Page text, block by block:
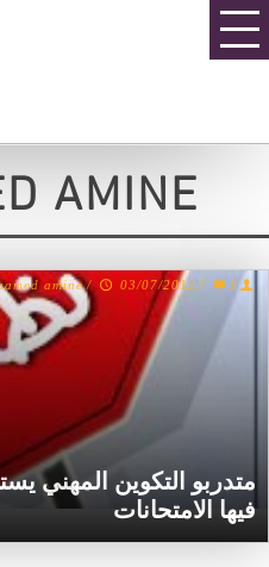
AMINE
متدربو التكوين المهني
فيها الامتحانات
amine / 03/07/2012 / 1